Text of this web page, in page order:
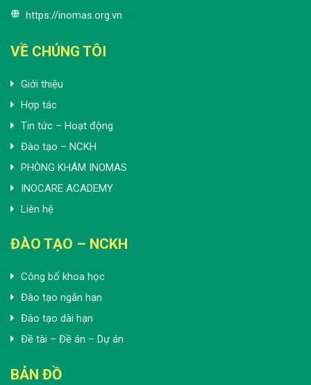
https://inomas.org.vn
VỀ CHÚNG TÔI
Giới thiệu
Hợp tác
Tin tức – Hoạt động
Đào tạo – NCKH
PHÒNG KHÁM INOMAS
INOCARE ACADEMY
Liên hệ
ĐÀO TẠO – NCKH
Công bố khoa học
Đào tạo ngắn hạn
Đào tạo dài hạn
Đề tài – Đề án – Dự án
BẢN ĐỒ